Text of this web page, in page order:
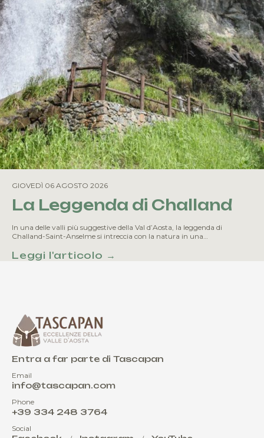
GIOVEDÌ 06 AGOSTO 2026
La Leggenda di Challand
In una delle valli più suggestive della Val d’Aosta, la leggenda di
Challand-Saint-Anselme si intreccia con la natura in una…
Leggi l'articolo →
Entra a far parte di Tascapan
Email
info@tascapan.com
Phone
+39 334 248 3764
Social